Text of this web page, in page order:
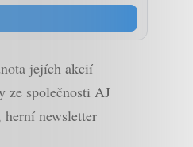
jejích akcií
ze společnosti AJ
newsletter